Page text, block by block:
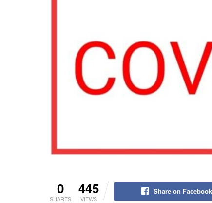
0
SHARES
445
VIEWS
Share on Facebook